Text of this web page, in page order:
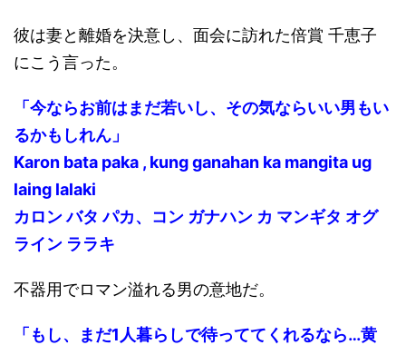
彼は妻と離婚を決意し、面会に訪れた倍賞 千恵子
にこう言った。
「今ならお前はまだ若いし、その気ならいい男もい
るかもしれん」
Karon bata paka , kung ganahan ka mangita ug
laing lalaki
カロン バタ パカ、コン ガナハン カ マンギタ オグ
ライン ララキ
不器用でロマン溢れる男の意地だ。
「もし、まだ1人暮らしで待っててくれるなら…黄